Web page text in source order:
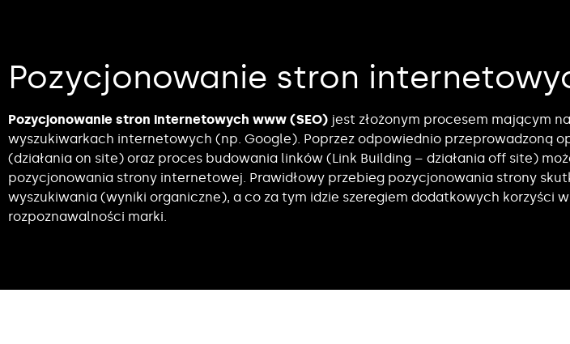
Pozycjonowanie stron
Pozycjonowanie stron internetowych www (SEO) jest złożonym procesem mającym
wyszukiwarkach internetowych (np. Google). Poprzez odpowiednio przeprowadzoną
(działania on site) oraz proces budowania linków (Link Building – działania off site)
pozycjonowania strony internetowej. Prawidłowy przebieg pozycjonowania strony
wyszukiwania (wyniki organiczne), a co za tym idzie szeregiem dodatkowych korzyści
rozpoznawalności marki.